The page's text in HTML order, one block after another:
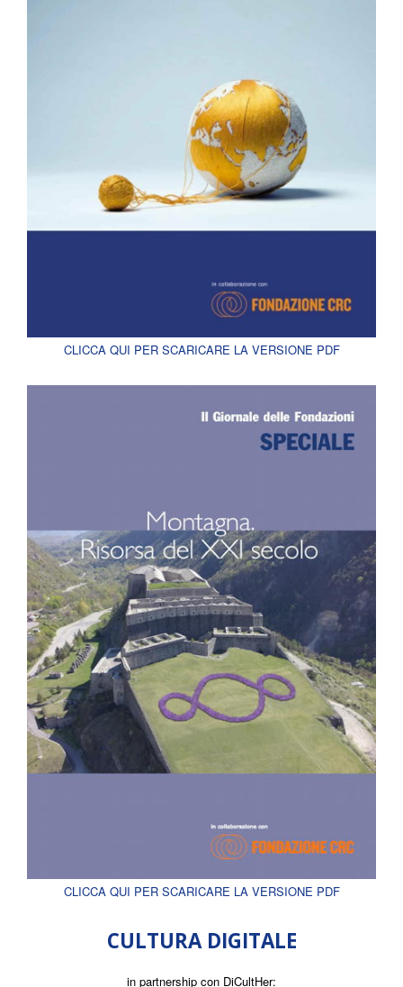
CLICCA QUI PER SCARICARE LA VERSIONE PDF
CLICCA QUI PER SCARICARE LA VERSIONE PDF
CULTURA DIGITALE
in partnership con DiCultHer: